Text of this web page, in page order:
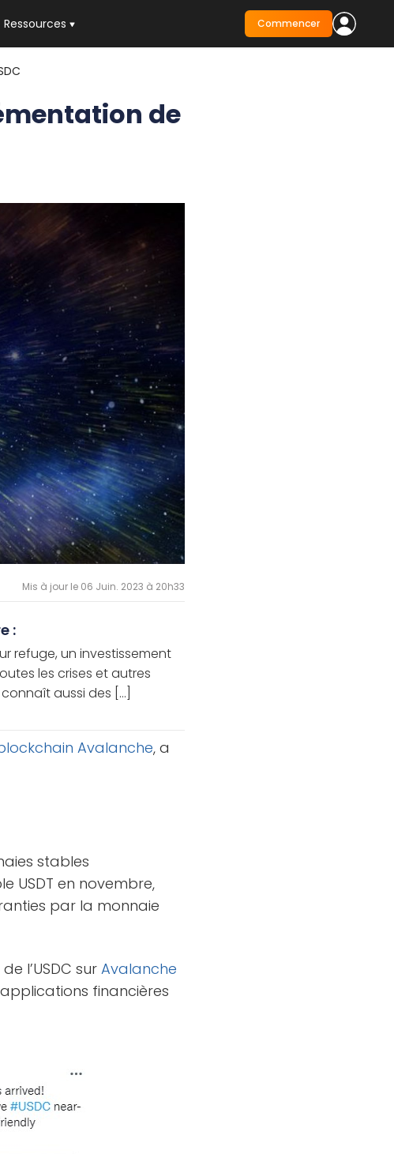
Ressources Commencer
de
Mis à jour le 06 Juin. 2023 à 20h33
:
refuge, un investissement
les crises et autres
aussi des [...]
Avalanche, a
stables
USDT en novembre,
par la monnaie
de l’USDC surAvalanche
financières